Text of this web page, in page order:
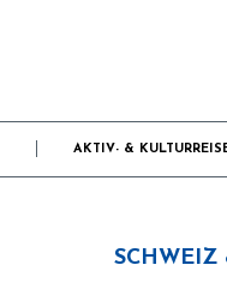
AKTIV- &
SCHWEIZ